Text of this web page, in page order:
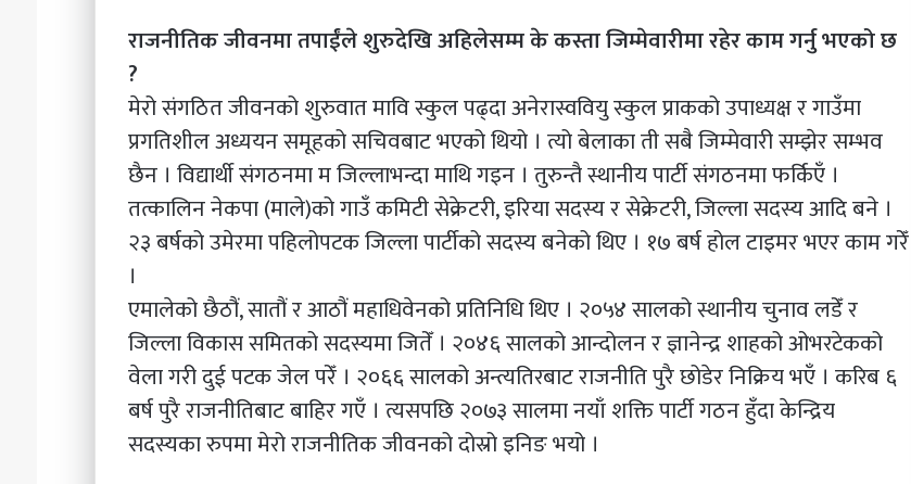
राजनीतिक जीवनमा तपाईंले शुरुदेखि अहिलेसम्म के कस्ता जिम्मेवारीमा रहेर काम गर्नु भएको छ
?
मेरो संगठित जीवनको शुरुवात मावि स्कुल पढ्दा अनेरास्ववियु स्कुल प्राकको उपाध्यक्ष र गाउँमा
प्रगतिशील अध्ययन समूहको सचिवबाट भएको थियो । त्यो बेलाका ती सबै जिम्मेवारी सम्झेर सम्भव
छैन । विद्यार्थी संगठनमा म जिल्लाभन्दा माथि गइन । तुरुन्तै स्थानीय पार्टी संगठनमा फर्किएँ ।
तत्कालिन नेकपा (माले)को गाउँ कमिटी सेक्रेटरी, इरिया सदस्य र सेक्रेटरी, जिल्ला सदस्य आदि बने ।
२३ बर्षको उमेरमा पहिलोपटक जिल्ला पार्टीको सदस्य बनेको थिए । १७ बर्ष होल टाइमर भएर काम गरेँ
।
एमालेको छैठौं, सातौं र आठौं महाधिवेनको प्रतिनिधि थिए । २०५४ सालको स्थानीय चुनाव लडेँ र
जिल्ला विकास समितको सदस्यमा जितेँ । २०४६ सालको आन्दोलन र ज्ञानेन्द्र शाहको ओभरटेकको
वेला गरी दुई पटक जेल परेँ । २०६६ सालको अन्त्यतिरबाट राजनीति पुरै छोडेर निक्रिय भएँ । करिब ६
बर्ष पुरै राजनीतिबाट बाहिर गएँ । त्यसपछि २०७३ सालमा नयाँ शक्ति पार्टी गठन हुँदा केन्द्रिय
सदस्यका रुपमा मेरो राजनीतिक जीवनको दोस्रो इनिङ भयो ।